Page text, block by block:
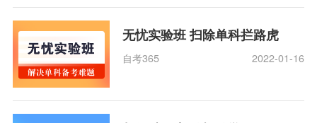
无忧实验班 扫除单科拦路虎
自考365 2022-01-16